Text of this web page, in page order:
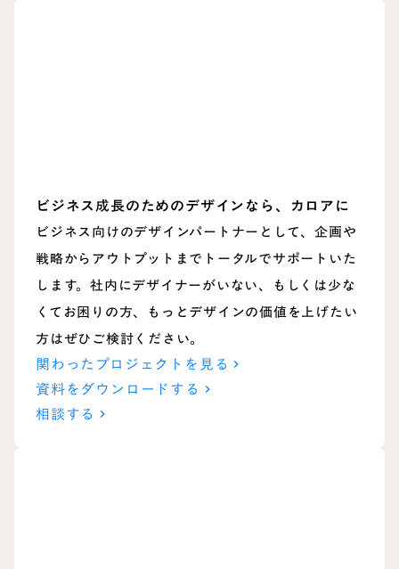
ビジネス成長のためのデザインなら、カロアに
ビジネス向けのデザインパートナーとして、企画や
戦略からアウトプットまでトータルでサポートいた
します。社内にデザイナーがいない、もしくは少な
くてお困りの方、もっとデザインの価値を上げたい
方はぜひご検討ください。
関わったプロジェクトを見る keyboard_arrow_right
資料をダウンロードする keyboard_arrow_right
相談する keyboard_arrow_right